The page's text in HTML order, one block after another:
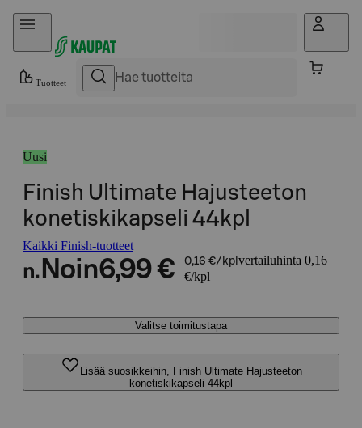
Hyppää sisältöön
Tuotteet
Uusi
Finish Ultimate Hajusteeton
konetiskikapseli 44kpl
Kaikki Finish-tuotteet
n. Noin6,99 € 0,16 €/kpl vertailuhinta 0,16
€/kpl
Valitse toimitustapa
Lisää suosikkeihin, Finish Ultimate Hajusteeton
konetiskikapseli 44kpl